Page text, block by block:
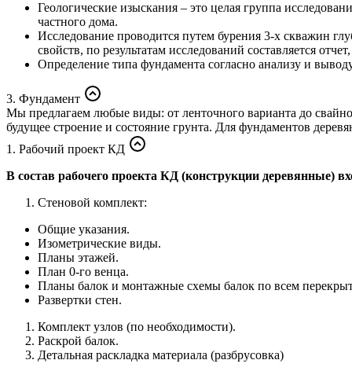
Геологические изыскания – это целая группа
частного дома.
Исследование проводится путем бурения 3-х скважин
свойств, по результатам исследований составляется
Определение типа фундамента согласно анализу и
3. Фундамент
Мы предлагаем любые виды: от ленточного варианта до
будущее строение и состояние грунта. Для фундаментов
1. Рабочий проект КД
В состав рабочего проекта КД (конструкции деревянные)
Стеновой комплект:
Общие указания.
Изометрические виды.
Планы этажей.
План 0-го венца.
Планы балок и монтажные схемы балок по всем
Развертки стен.
Комплект узлов (по необходимости).
Раскрой балок.
Детальная раскладка материала (разбрусовка)